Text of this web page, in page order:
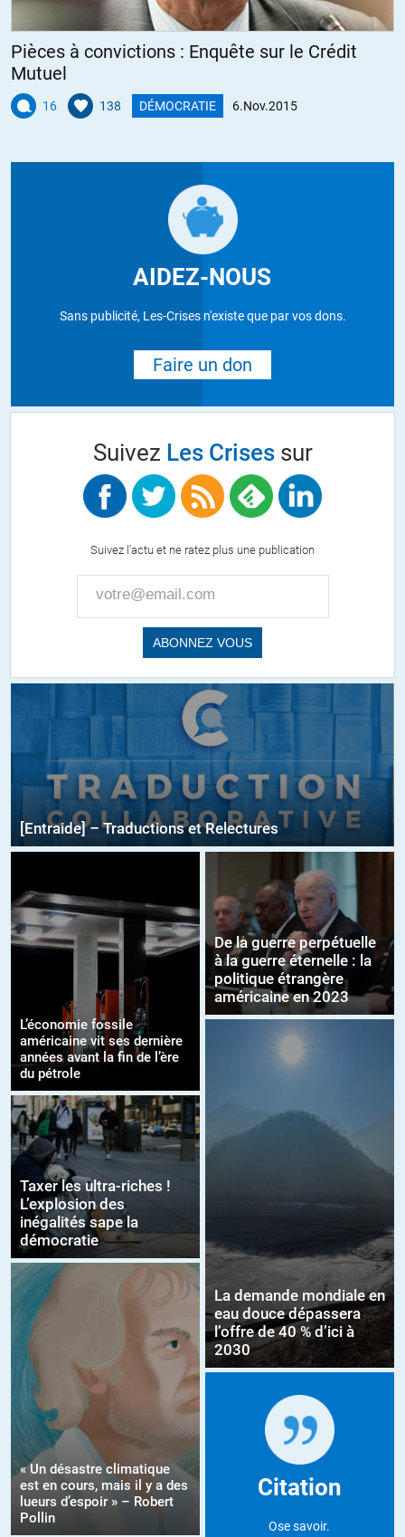
Pièces à convictions : Enquête sur le Crédit
Mutuel
16 138 DÉMOCRATIE 6.Nov.2015
AIDEZ-NOUS
Sans publicité, Les-Crises n'existe que par vos dons.
Faire un don
Suivez Les Crisessur
Suivez l'actu et ne ratez plus une publication
[Entraide] – Traductions et Relectures
L’économie fossile
américaine vit ses dernière
années avant la fin de l’ère
du pétrole
Taxer les ultra-riches !
L’explosion des
inégalités sape la
démocratie
« Un désastre climatique
est en cours, mais il y a des
lueurs d’espoir » – Robert
Pollin
De la guerre perpétuelle
à la guerre éternelle : la
politique étrangère
américaine en 2023
La demande mondiale en
eau douce dépassera
l’offre de 40 % d’ici à
2030
Citation
Ose savoir.